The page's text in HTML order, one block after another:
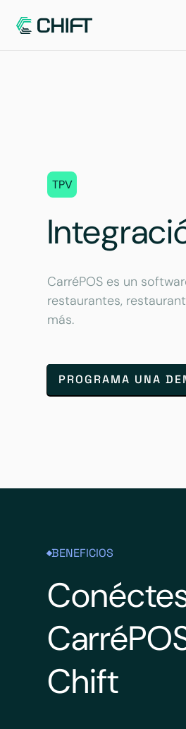
TPV
CarréPOS es un
restaurantes,
más.
PROGRAMA UNA
BENEFICIOS
Chift